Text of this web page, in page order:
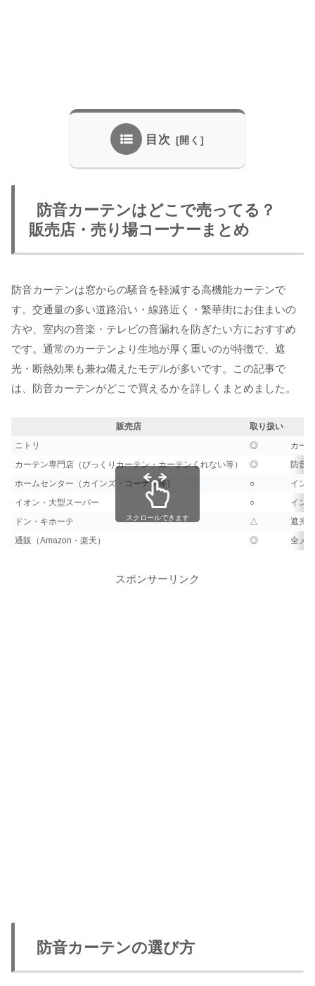
目次
防音カーテンはどこで売ってる？
販売店・売り場コーナーまとめ
防音カーテンは窓からの騒音を軽減する高機能カーテンで
す。交通量の多い道路沿い・線路近く・繁華街にお住まいの
方や、室内の音楽・テレビの音漏れを防ぎたい方におすすめ
です。通常のカーテンより生地が厚く重いのが特徴で、遮
光・断熱効果も兼ね備えたモデルが多いです。この記事で
は、防音カーテンがどこで買えるかを詳しくまとめました。
販売店
取り扱い
ニトリ
◎
カー
カーテン専門店（びっくりカーテン・カーテンくれない等）
◎
防音
ホームセンター（カインズ・コーナン等）
○
イン
イオン・大型スーパー
○
イン
ドン・キホーテ
△
遮光
通販（Amazon・楽天）
◎ 全メ
スクロールできます
スポンサーリンク
防音カーテンの選び方